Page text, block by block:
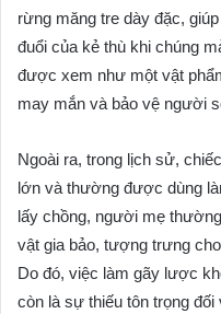
rừng măng tre dày đặc,
đuổi của kẻ thù khi chúng
được xem như một vật
may mắn và bảo vệ người
Ngoài ra, trong lịch sử,
lớn và thường được dùng
lấy chồng, người mẹ
vật gia bảo, tượng trưng
Do đó, việc làm gãy lược
còn là sự thiếu tôn trọng